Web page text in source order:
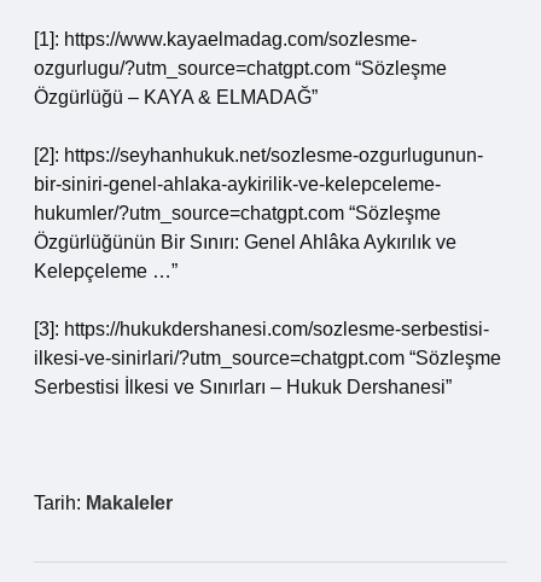
[1]: https://www.kayaelmadag.com/sozlesme-
ozgurlugu/?utm_source=chatgpt.com “Sözleşme
Özgürlüğü – KAYA & ELMADAĞ”
[2]: https://seyhanhukuk.net/sozlesme-ozgurlugunun-
bir-siniri-genel-ahlaka-aykirilik-ve-kelepceleme-
hukumler/?utm_source=chatgpt.com “Sözleşme
Özgürlüğünün Bir Sınırı: Genel Ahlâka Aykırılık ve
Kelepçeleme …”
[3]: https://hukukdershanesi.com/sozlesme-serbestisi-
ilkesi-ve-sinirlari/?utm_source=chatgpt.com “Sözleşme
Serbestisi İlkesi ve Sınırları – Hukuk Dershanesi”
Tarih: Makaleler